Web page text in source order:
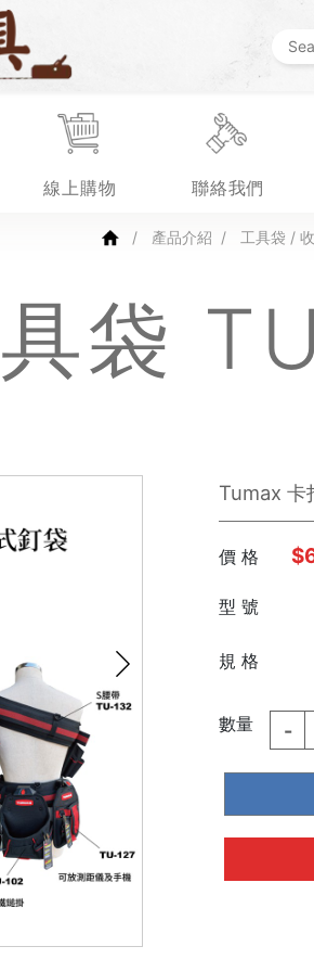
線上購物 聯絡我們
產品介紹 工具袋 /
袋
Tumax 卡
價 格
型 號
規 格
數量 -